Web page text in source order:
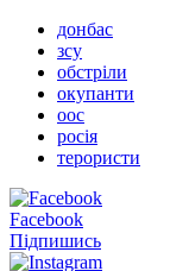
донбас
зсу
обстріли
окупанти
оос
росія
терористи
Facebook
Підпишись